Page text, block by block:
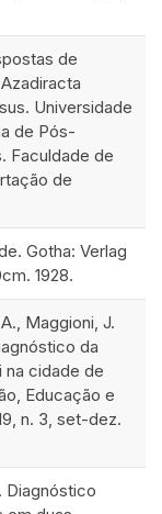
de
Universidade
de Pós-
Faculdade de
de
Gotha: Verlag
1928.
Maggioni, J.
da
na cidade de
Educação e
n. 3, set-dez.
Diagnóstico